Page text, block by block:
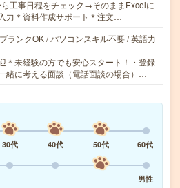
ら工事日程をチェック→そのままExcelに
力＊資料作成サポート＊注文…
ランクOK / パソコンスキル不要 / 英語力
＊未経験の方でも安心スタート！・登録
緒に考える面談（電話面談の場合）…
30代 40代 50代
60代
男性